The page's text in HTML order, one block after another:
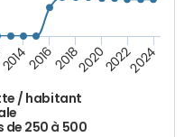
/ habitant
de 250 à 500
201420162018202020222024